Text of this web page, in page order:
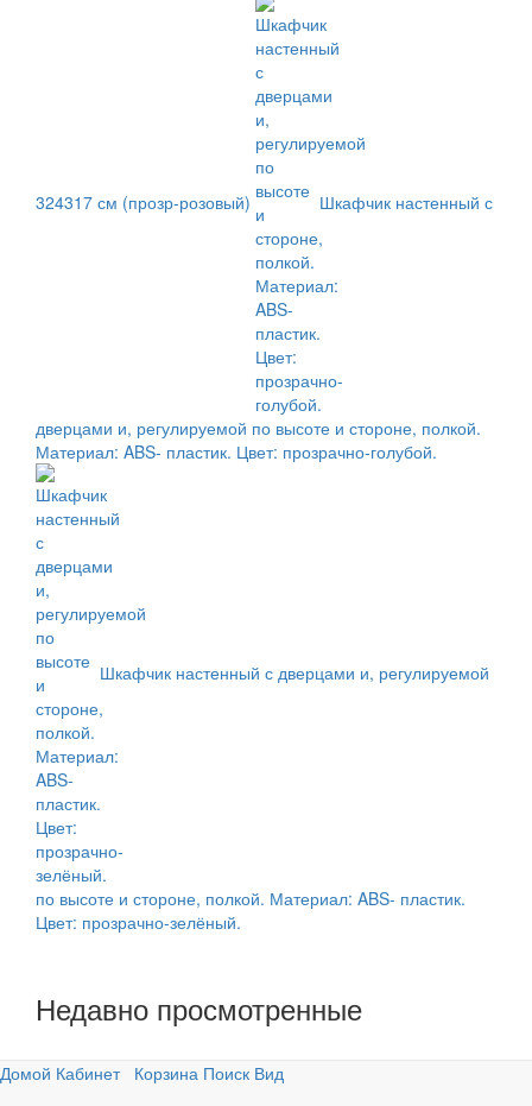
324317 см (прозр-розовый) Шкафчик настенный с
дверцами и, регулируемой по высоте и стороне, полкой.
Материал: ABS- пластик. Цвет: прозрачно-голубой.
Шкафчик настенный с дверцами и, регулируемой
по высоте и стороне, полкой. Материал: ABS- пластик.
Цвет: прозрачно-зелёный.
Недавно просмотренные
Домой Кабинет Корзина Поиск Вид